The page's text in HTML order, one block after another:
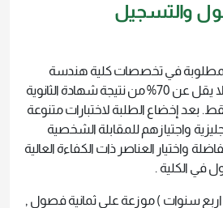
والتسجيل
في تخصصات كلية هندسة
وعلوم الحاسوب معدل لا يقل عن 70% من نتيجة شهادة الثانوية
بعد إخضاع الطلبة لاختبارات متنوعة
واجتيازهم للمقابلة الشخصية
واختيار العناصر ذات الكفاءة العالية
في الكلية .
اربع سنوات ) موزعة على ثمانية فصول ,